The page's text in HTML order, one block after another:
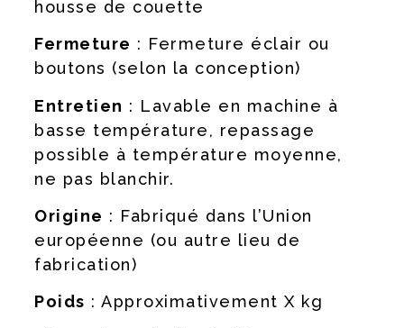
housse de couette
Fermeture : Fermeture éclair ou
boutons (selon la conception)
Entretien : Lavable en machine à
basse température, repassage
possible à température moyenne,
ne pas blanchir.
Origine : Fabriqué dans l’Union
européenne (ou autre lieu de
fabrication)
Poids : Approximativement X kg